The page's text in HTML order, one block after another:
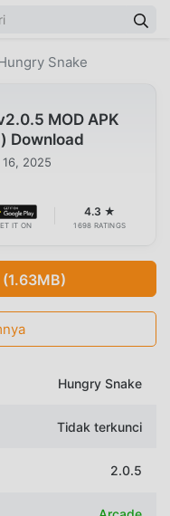
Snake
MOD APK
Download
2025
IT ON
4.3 ★
1698 RATINGS
Hungry Snake
Tidak terkunci
2.0.5